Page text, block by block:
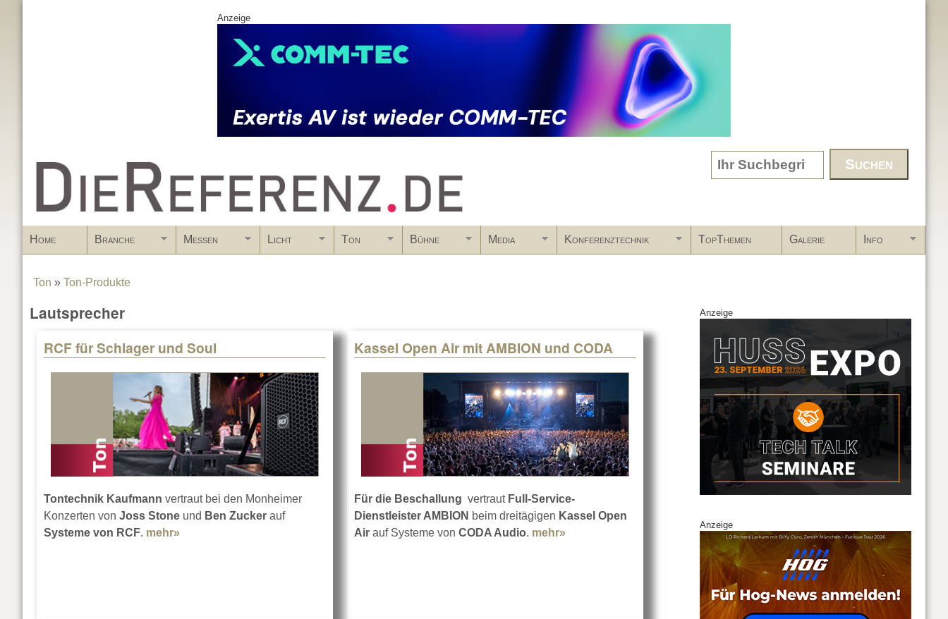
Anzeige
www.DieReferenz.de Search form
Home Branche Messen Licht Ton Bühne Media Konferenztechnik TopThemen Galerie Info
You are here
Ton » Ton-Produkte
Lautsprecher
RCF für Schlager und Soul
Tontechnik Kaufmann vertraut bei den Monheimer
Konzerten von Joss Stone und Ben Zucker auf
Systeme von RCF. mehr» about RCF für Schlager und Soul
Kassel Open Air mit AMBION und CODA
Für die Beschallung vertraut Full-Service-
Dienstleister AMBION beim dreitägigen Kassel Open
Air auf Systeme von CODA Audio. mehr» about Kassel Open Air mit AMBION und CODA
Pages
Anzeige
Anzeige